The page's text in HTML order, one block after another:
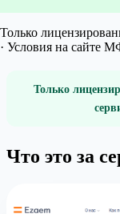
Только
· Условия на сайте
Только
Что это за